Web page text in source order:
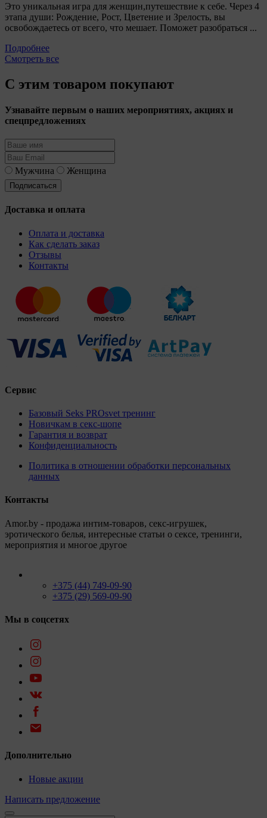
Это уникальная игра для женщин,путешествие к себе. Через 4
этапа души: Рождение, Рост, Цветение и Зрелость, вы
освобождаетесь от всего, что мешает. Поможет разобраться ...
Подробнее
Смотреть все
С этим товаром покупают
Узнавайте первым о наших мероприятиях, акциях и
спецпредложениях
Мужчина Женщина
Доставка и оплата
Оплата и доставка
Как сделать заказ
Отзывы
Контакты
Сервис
Базовый Seks PROsvet тренинг
Новичкам в секс-шопе
Гарантия и возврат
Конфиденциальность
Политика в отношении обработки персональных
данных
Контакты
Amor.by - продажа интим-товаров, секс-игрушек,
эротического белья, интересные статьи о сексе, тренинги,
мероприятия и многое другое
+375 (44) 749-09-90
+375 (29) 569-09-90
Мы в соцсетях
Дополнительно
Новые акции
Написать предложение